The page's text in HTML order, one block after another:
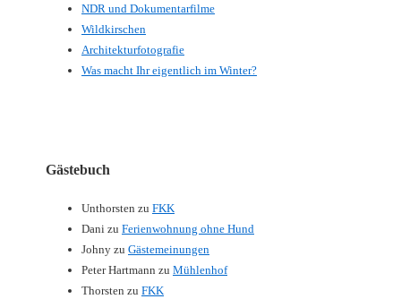
NDR und Dokumentarfilme
Wildkirschen
Architekturfotografie
Was macht Ihr eigentlich im Winter?
Gästebuch
Unthorsten zu FKK
Dani zu Ferienwohnung ohne Hund
Johny zu Gästemeinungen
Peter Hartmann zu Mühlenhof
Thorsten zu FKK